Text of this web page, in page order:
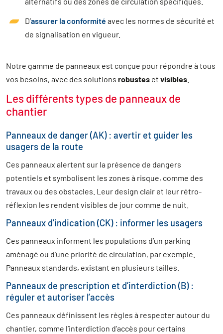
D’assurer la conformité avec les normes de sécurité et
de signalisation en vigueur.
Notre gamme de panneaux est conçue pour répondre à tous
vos besoins, avec des solutions robustes et visibles
Les différents types de panneaux de
chantier
Panneaux de danger (AK) : avertir et guider les
usagers de la route
Ces panneaux alertent sur la présence de dangers
potentiels et symbolisent les zones à risque, comme des
travaux ou des obstacles. Leur design clair et leur rétro-
réflexion les rendent visibles de jour comme de nuit.
Panneaux d’indication (CK) : informer les usagers
Ces panneaux informent les populations d’un parking
aménagé ou d’une priorité de circulation, par exemple.
Panneaux standards, existant en plusieurs tailles.
Panneaux de prescription et d’interdiction (B) :
réguler et autoriser l’accès
Ces panneaux définissent les règles à respecter autour du
chantier, comme l’interdiction d’accès pour certains